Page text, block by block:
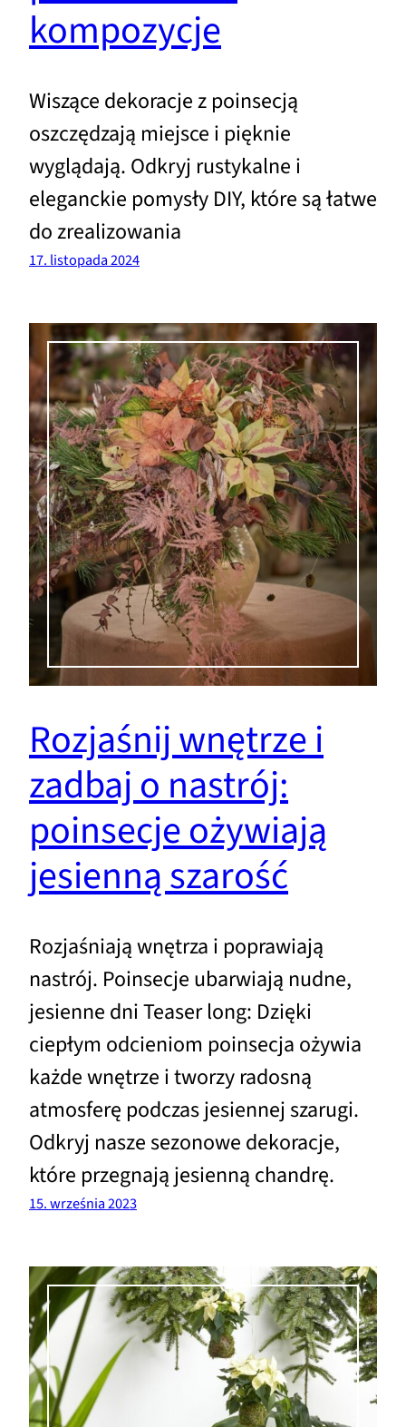
kompozycje
Wiszące dekoracje z poinsecją
oszczędzają miejsce i pięknie
wyglądają. Odkryj rustykalne i
eleganckie pomysły DIY, które są łatwe
do zrealizowania
17. listopada 2024
Rozjaśnij wnętrze i
zadbaj o nastrój:
poinsecje ożywiają
jesienną szarość
Rozjaśniają wnętrza i poprawiają
nastrój. Poinsecje ubarwiają nudne,
jesienne dni Teaser long: Dzięki
ciepłym odcieniom poinsecja ożywia
każde wnętrze i tworzy radosną
atmosferę podczas jesiennej szarugi.
Odkryj nasze sezonowe dekoracje,
które przegnają jesienną chandrę.
15. września 2023